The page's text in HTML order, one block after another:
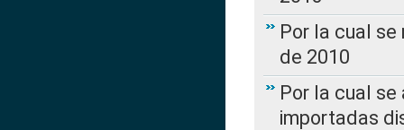
Por la cual se
de 2010
Por la cual
importadas